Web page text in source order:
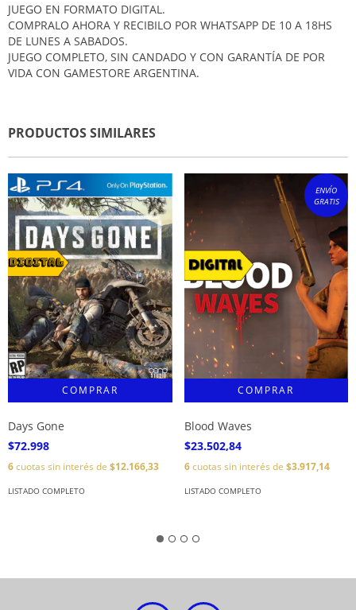
JUEGO EN FORMATO DIGITAL.
COMPRALO AHORA Y RECIBILO POR WHATSAPP DE 10 A 18HS
DE LUNES A SABADOS.
JUEGO COMPLETO, SIN CANDADO Y CON GARANTÍA DE POR
VIDA CON GAMESTORE ARGENTINA.
PRODUCTOS SIMILARES
Days Gone
$72.998
6cuotas sin interés de $12.166,33
LISTADO COMPLETO
ENVÍO
GRATIS
Blood Waves
$23.502,84
6cuotas sin interés de $3.917,14
LISTADO COMPLETO